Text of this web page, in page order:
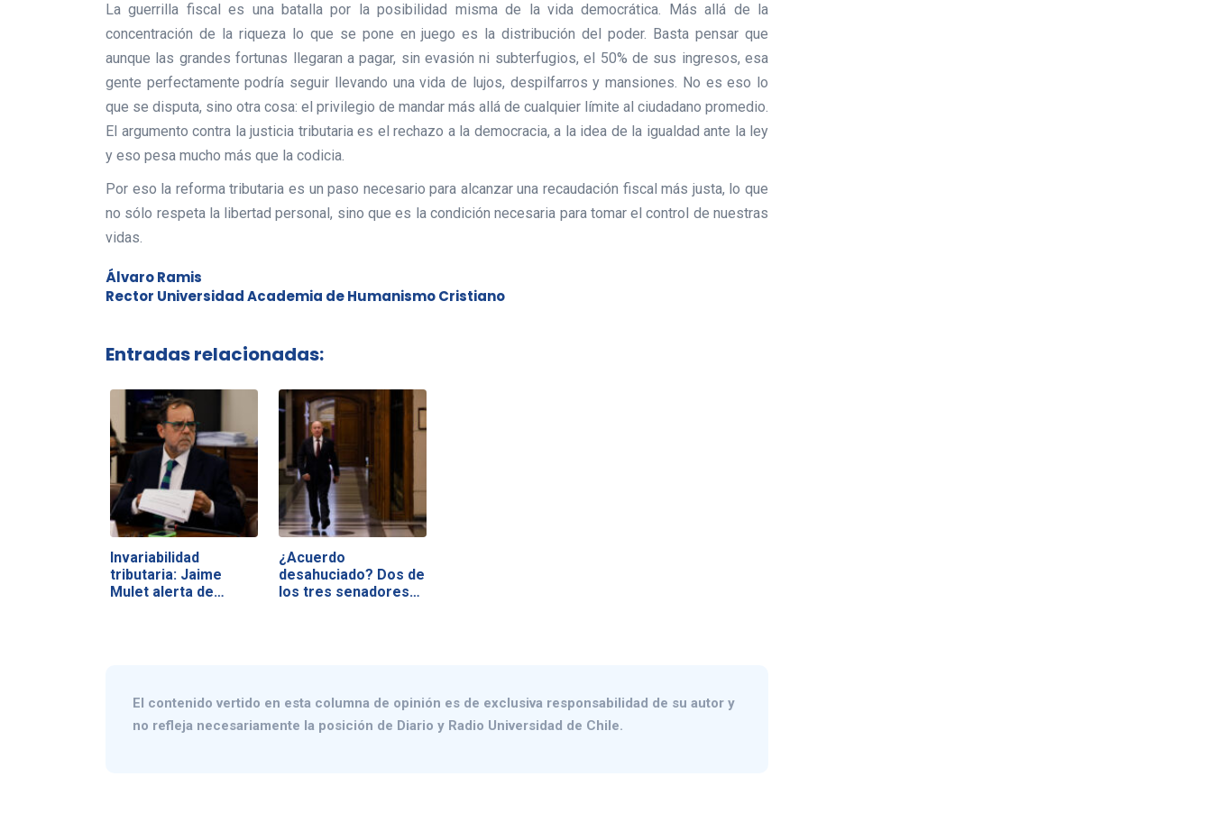
La guerrilla fiscal es una batalla por la posibilidad misma de la vida democrática. Más allá de la
concentración de la riqueza lo que se pone en juego es la distribución del poder. Basta pensar que
aunque las grandes fortunas llegaran a pagar, sin evasión ni subterfugios, el 50% de sus ingresos, esa
gente perfectamente podría seguir llevando una vida de lujos, despilfarros y mansiones. No es eso lo
que se disputa, sino otra cosa: el privilegio de mandar más allá de cualquier límite al ciudadano promedio.
El argumento contra la justicia tributaria es el rechazo a la democracia, a la idea de la igualdad ante la ley
y eso pesa mucho más que la codicia.
Por eso la reforma tributaria es un paso necesario para alcanzar una recaudación fiscal más justa, lo que
no sólo respeta la libertad personal, sino que es la condición necesaria para tomar el control de nuestras
vidas.
Álvaro Ramis
Rector Universidad Academia de Humanismo Cristiano
Entradas relacionadas:
Invariabilidad
tributaria: Jaime
Mulet alerta de…
¿Acuerdo
desahuciado? Dos de
los tres senadores
El contenido vertido en esta columna de opinión es de exclusiva responsabilidad de su autor y
no refleja necesariamente la posición de Diario y Radio Universidad de Chile.